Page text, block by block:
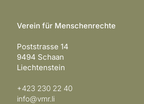
Verein für Menschenrechte
Poststrasse 14
9494 Schaan
Liechtenstein
+423 230 22 40
info@vmr.li